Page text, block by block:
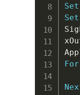
Set
Set
For